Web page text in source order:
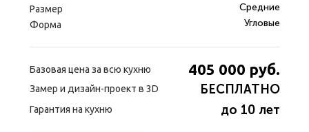
Размер Средние
Форма Угловые
Базовая цена за всю кухню 405 000 руб.
Замер и дизайн-проект в 3D БЕСПЛАТНО
Гарантия на кухню до 10 лет